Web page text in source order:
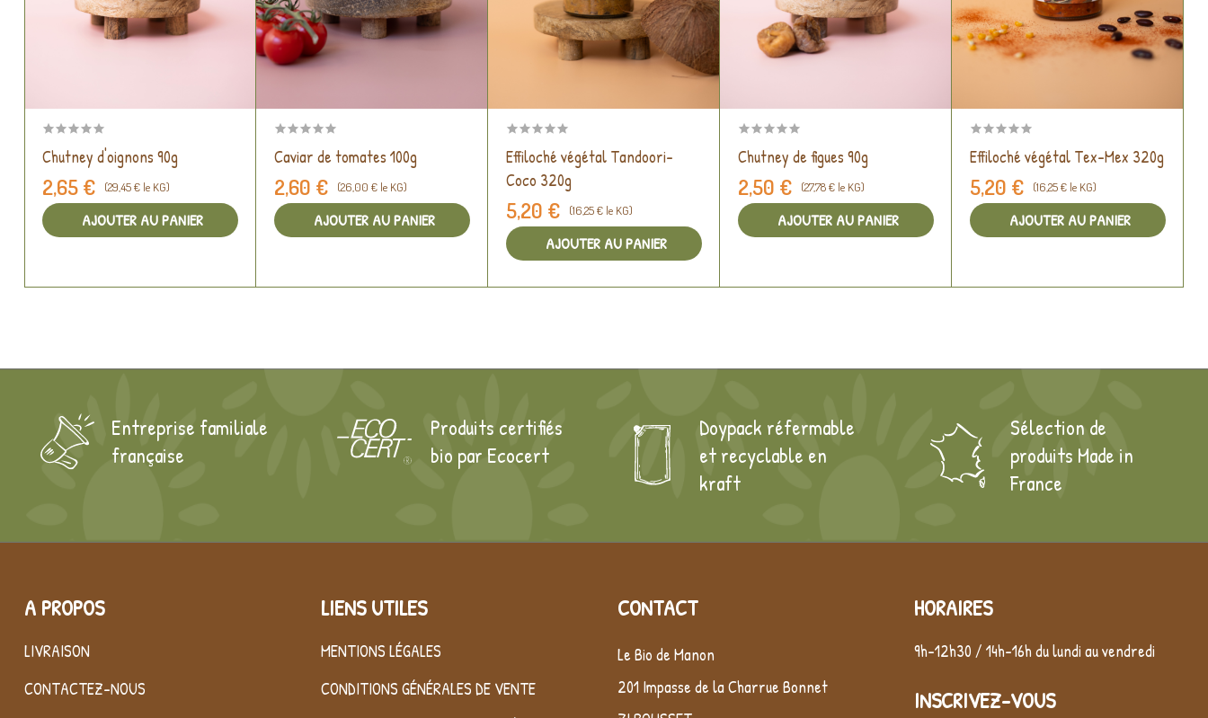
Chutney d'oignons 90g
2,65 € (29,45 € le KG)
AJOUTER AU PANIER
Caviar de tomates 100g
2,60 € (26,00 € le KG)
AJOUTER AU PANIER
Effiloché végétal Tandoori-
Coco 320g
5,20 € (16,25 € le KG)
AJOUTER AU PANIER
Chutney de figues 90g
2,50 € (27,78 € le KG)
AJOUTER AU PANIER
Effiloché végétal Tex-Mex 320g
5,20 € (16,25 € le KG)
AJOUTER AU PANIER
Entreprise familiale
française
Produits certifiés
bio par Ecocert
Doypack réfermable
et recyclable en
kraft
Sélection de
produits Made in
France
A PROPOS
LIVRAISON
CONTACTEZ-NOUS
LIENS UTILES
MENTIONS LÉGALES
CONDITIONS GÉNÉRALES DE VENTE
CONTACT
Le Bio de Manon
201 Impasse de la Charrue Bonnet
HORAIRES
9h-12h30 / 14h-16h du lundi au vendredi
INSCRIVEZ-VOUS